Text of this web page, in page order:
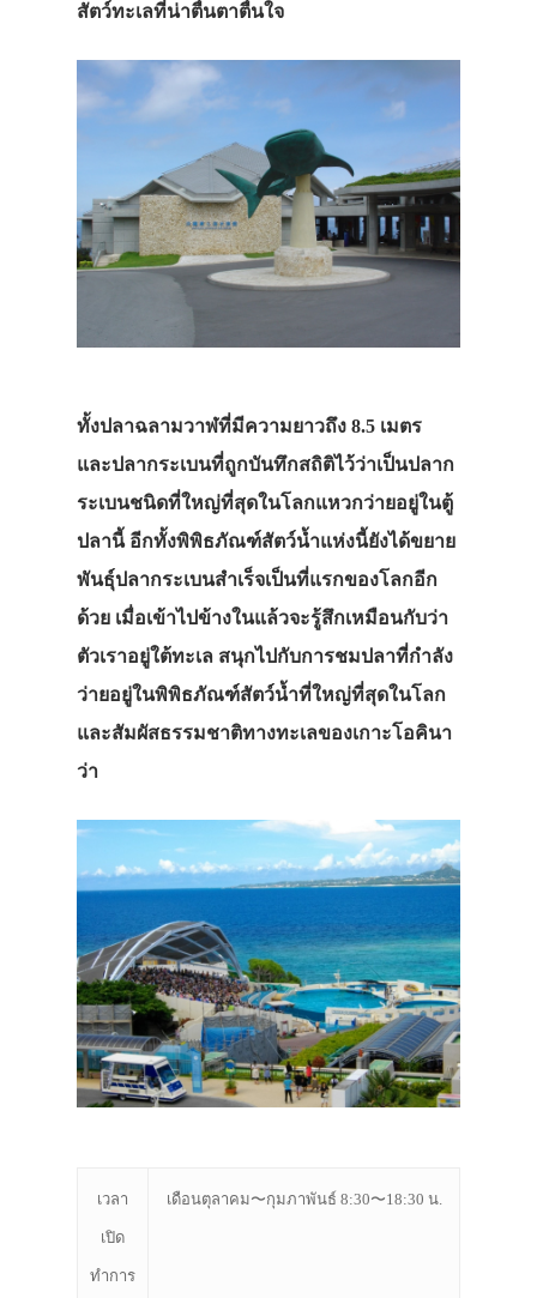
สัตว์ทะเลที่น่าตื่นตาตื่นใจ
ทั้งปลาฉลามวาฬที่มีความยาวถึง 8.5 เมตร
และปลากระเบนที่ถูกบันทึกสถิติไว้ว่าเป็นปลาก
ระเบนชนิดที่ใหญ่ที่สุดในโลกแหวกว่ายอยู่ในตู้
ปลานี้ อีกทั้งพิพิธภัณฑ์สัตว์น้ำแห่งนี้ยังได้ขยาย
พันธุ์ปลากระเบนสำเร็จเป็นที่แรกของโลกอีก
ด้วย เมื่อเข้าไปข้างในแล้วจะรู้สึกเหมือนกับว่า
ตัวเราอยู่ใต้ทะเล สนุกไปกับการชมปลาที่กำลัง
ว่ายอยู่ในพิพิธภัณฑ์สัตว์น้ำที่ใหญ่ที่สุดในโลก
และสัมผัสธรรมชาติทางทะเลของเกาะโอคินา
ว่า
เวลา
เปิด
ทำการ
เดือนตุลาคม〜กุมภาพันธ์ 8:30〜18:30 น.